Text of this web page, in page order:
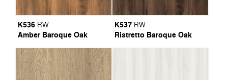
K536 RW
Amber Baroque Oak
K537 RW
Ristretto Baroque Oak